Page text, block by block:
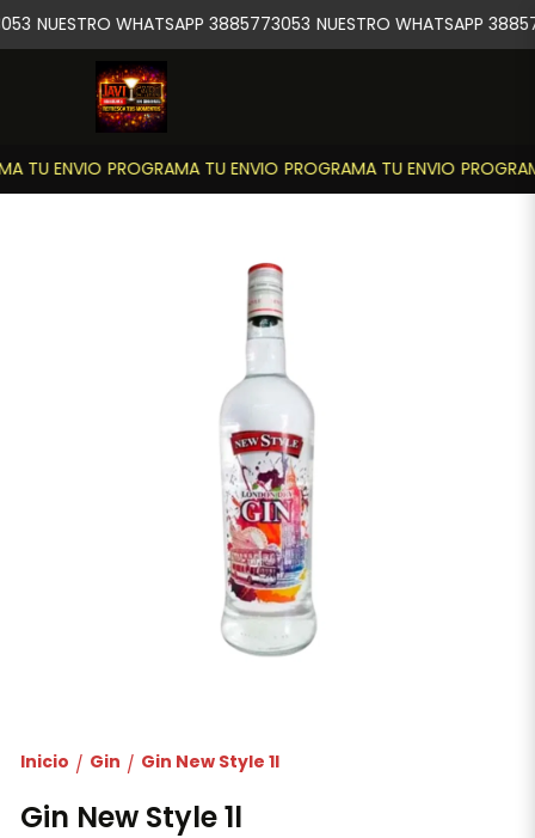
TU ENVIO PROGRAMA TU ENVIO PROGRAMA TU ENVIO
NUESTRO WHATSAPP 3885773053 NUESTRO WHATSAPP
Inicio / Gin / Gin New Style 1l
Gin New Style 1l